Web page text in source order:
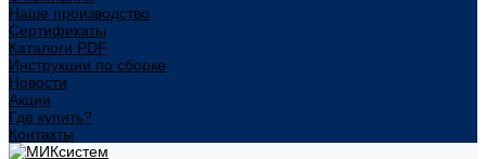
Наше производство
Сертификаты
Каталоги PDF
Инструкции по сборке
Новости
Акции
Где купить?
Контакты